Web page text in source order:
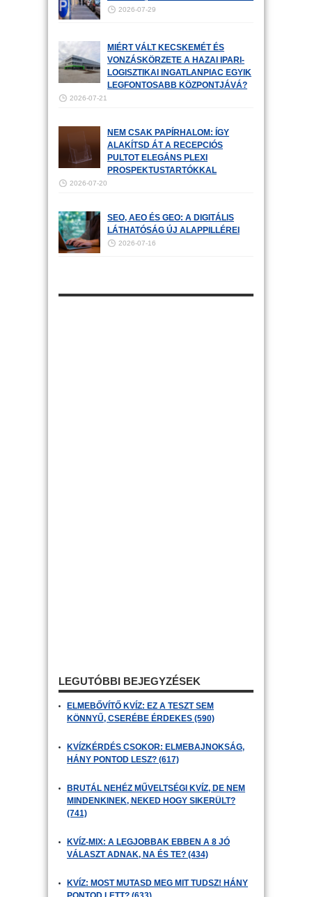
2026-07-29
MIÉRT VÁLT KECSKEMÉT ÉS
VONZÁSKÖRZETE A HAZAI IPARI-
LOGISZTIKAI INGATLANPIAC EGYIK
LEGFONTOSABB KÖZPONTJÁVÁ?
2026-07-21
NEM CSAK PAPÍRHALOM: ÍGY
ALAKÍTSD ÁT A RECEPCIÓS
PULTOT ELEGÁNS PLEXI
PROSPEKTUSTARTÓKKAL
2026-07-20
SEO, AEO ÉS GEO: A DIGITÁLIS
LÁTHATÓSÁG ÚJ ALAPPILLÉREI
2026-07-16
LEGUTÓBBI BEJEGYZÉSEK
ELMEBŐVÍTŐ KVÍZ: EZ A TESZT SEM
KÖNNYŰ, CSERÉBE ÉRDEKES (590)
KVÍZKÉRDÉS CSOKOR: ELMEBAJNOKSÁG,
HÁNY PONTOD LESZ? (617)
BRUTÁL NEHÉZ MŰVELTSÉGI KVÍZ, DE NEM
MINDENKINEK, NEKED HOGY SIKERÜLT?
(741)
KVÍZ-MIX: A LEGJOBBAK EBBEN A 8 JÓ
VÁLASZT ADNAK, NA ÉS TE? (434)
KVÍZ: MOST MUTASD MEG MIT TUDSZ! HÁNY